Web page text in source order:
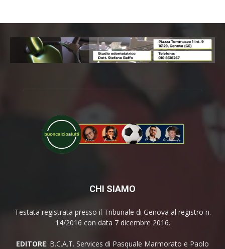
CHI SIAMO
Testata registrata presso il Tribunale di Genova al registro n.
14/2016 con data 7 dicembre 2016.
EDITORE: B.C.A.T. Services di Pasquale Marmorato e Paolo